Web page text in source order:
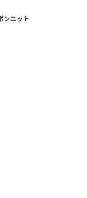
ンニット